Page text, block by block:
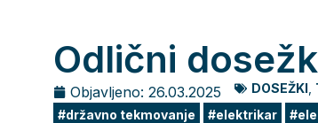
Odlični
Objavljeno: 26.03.2025 DOSEŽKI
državno tekmovanje
elektrikar